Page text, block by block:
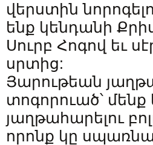
վերստին
ենք կենդանի
Սուրբ Հոգով եւ
սրտից:
Յարութեան
տոգորուած՝ մենք
յաղթահարելու
որոնք կը